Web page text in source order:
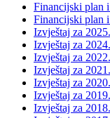
Financijski plan
Financijski plan
Izvještaj za
Izvještaj za
Izvještaj za
Izvještaj za
Izvještaj za
Izvještaj za
Izvještaj za